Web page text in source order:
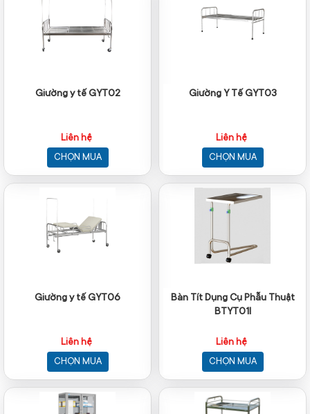
Giường y tế GYT02
Liên hệ
CHỌN MUA
Giường Y Tế GYT03
Liên hệ
CHỌN MUA
Giường y tế GYT06
Liên hệ
CHỌN MUA
Bàn Tít Dụng Cụ Phẫu Thuật
BTYT01I
Liên hệ
CHỌN MUA